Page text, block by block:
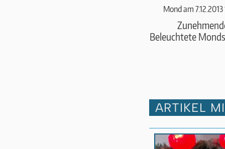
Mond am
Beleuchtete
ARTIKEL